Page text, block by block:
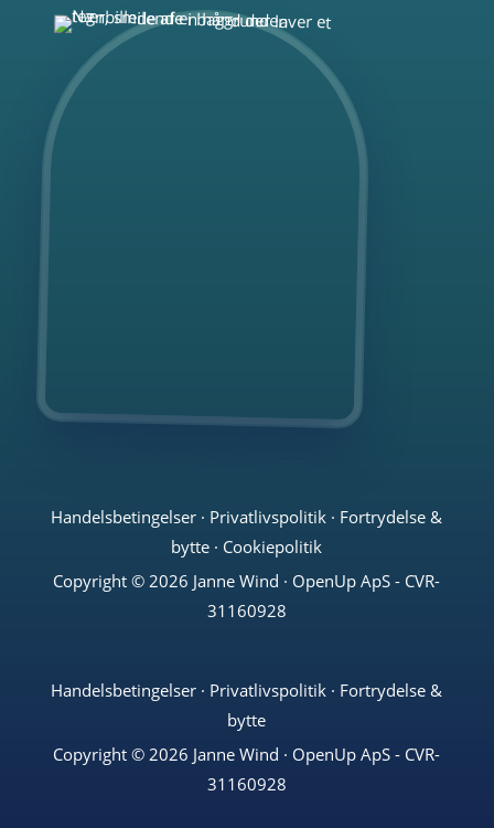
Handelsbetingelser · Privatlivspolitik · Fortrydelse &
bytte · Cookiepolitik
Copyright © 2026 Janne Wind · OpenUp ApS - CVR-
31160928
Handelsbetingelser · Privatlivspolitik · Fortrydelse &
bytte
Copyright © 2026 Janne Wind · OpenUp ApS - CVR-
31160928